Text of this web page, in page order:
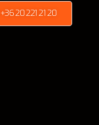
20 221 21 20